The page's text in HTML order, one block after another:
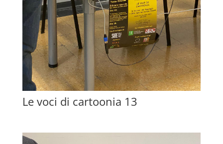
Le voci di cartoonia 13